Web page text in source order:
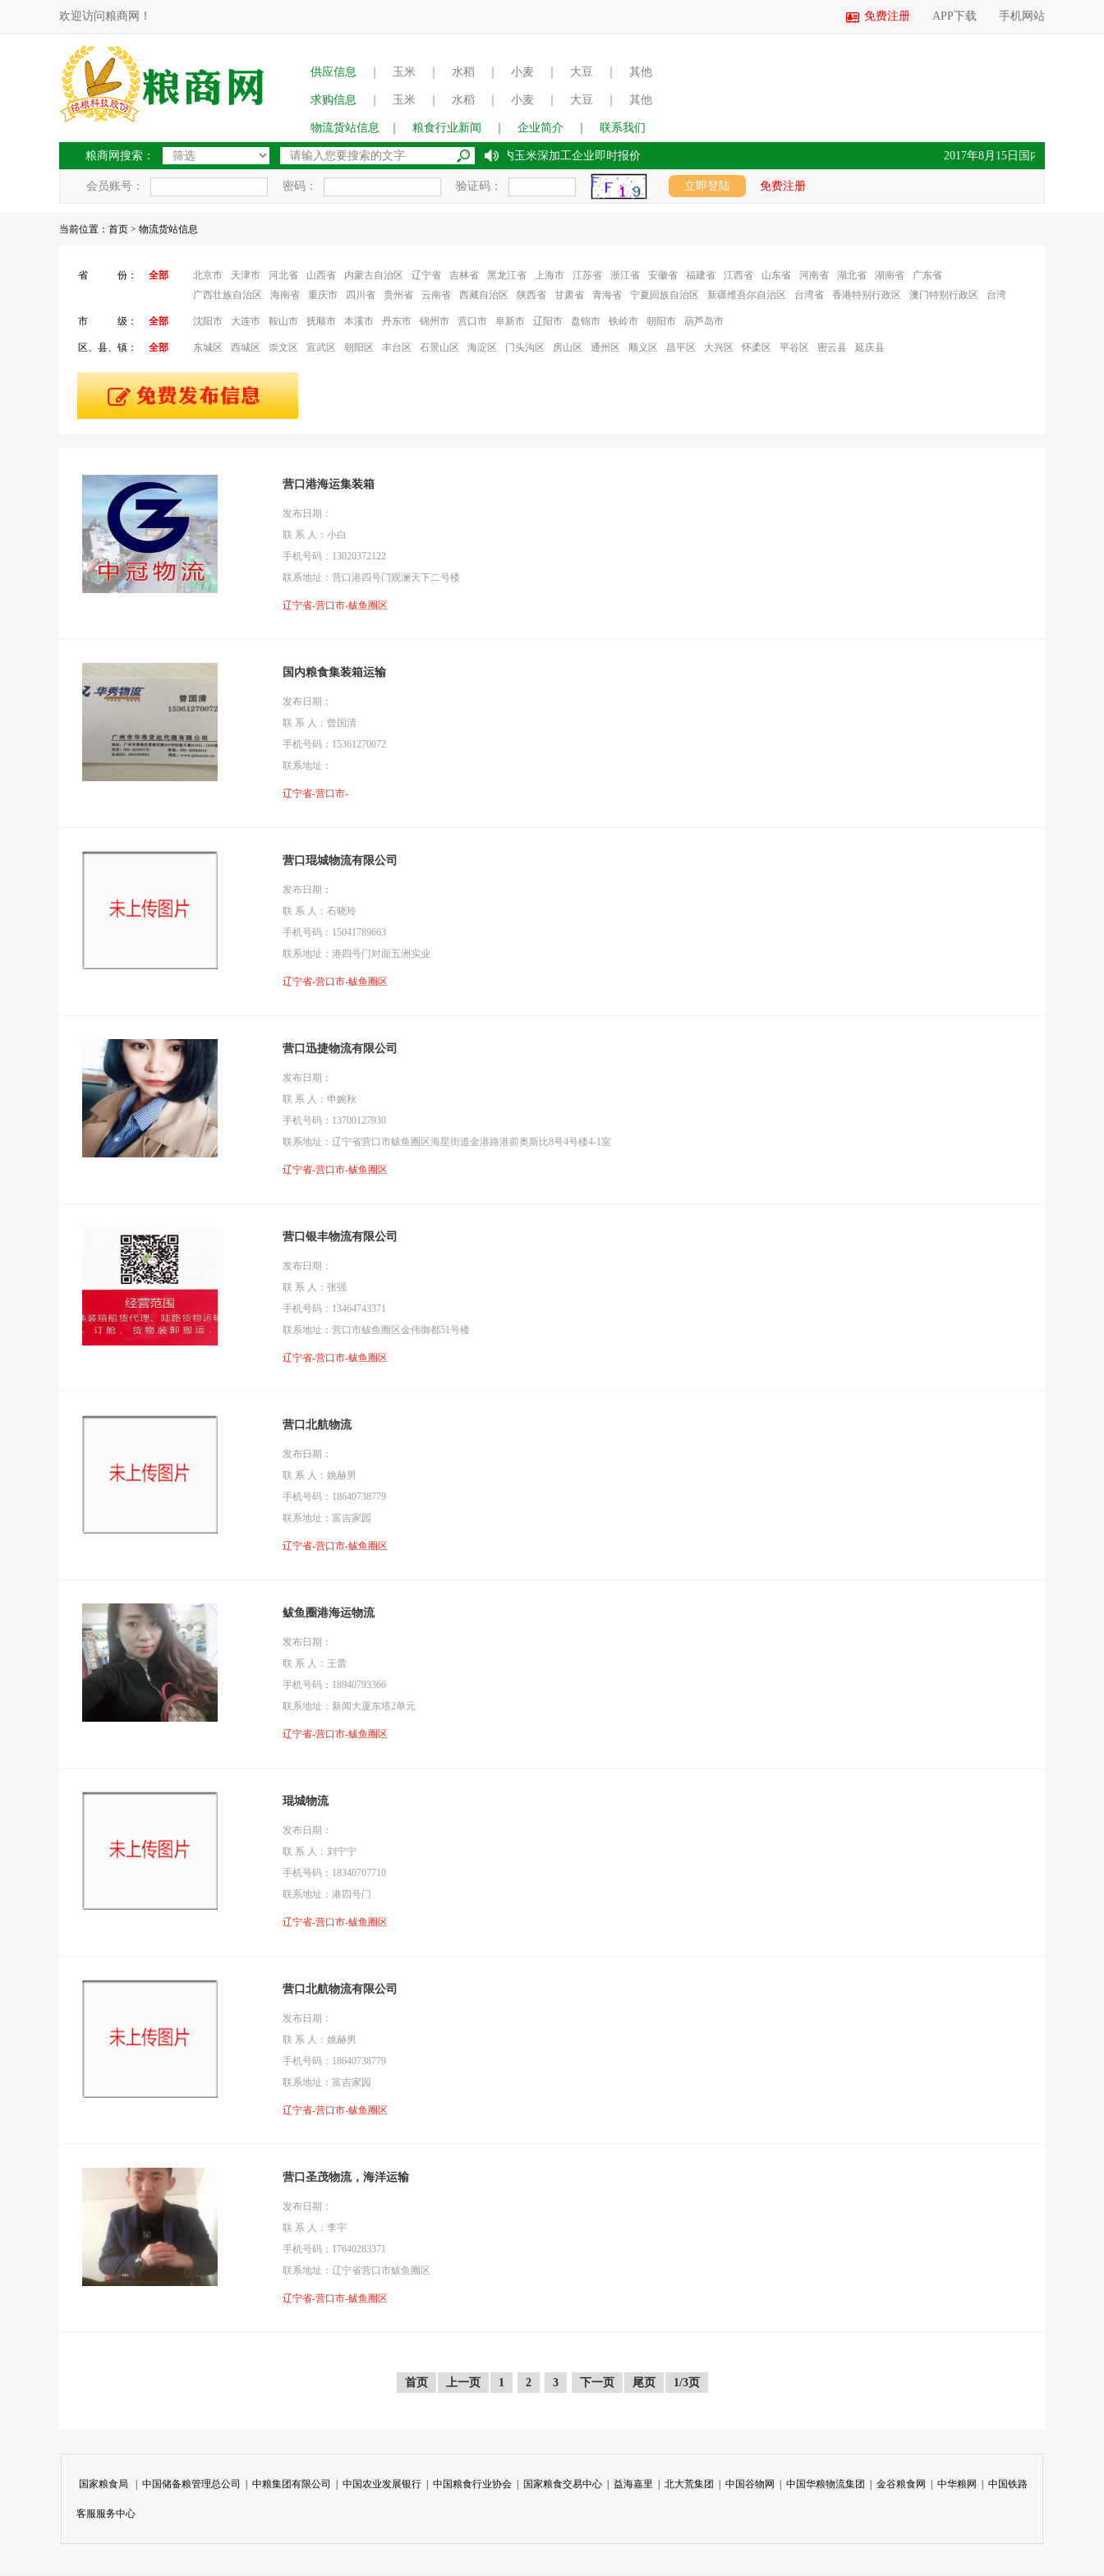
欢迎访问粮商网！ 免费注册 APP下载 手机网站
供应信息 玉米 水稻 小麦 大豆 其他
求购信息 玉米 水稻 小麦 大豆 其他
物流货站信息 粮食行业新闻 企业简介 联系我们
粮商网搜索： 2017年8月15日国内玉米深加工企业即时报价 2017年8月15日国内玉米价格汇总
会员账号： 密码： 验证码： 免费注册
当前位置： 首页 > 物流货站信息
省 份： 全部 北京市 天津市 河北省 山西省 内蒙古自治区 辽宁省 吉林省 黑龙江省 上海市 江苏省 浙江省 安徽省 福建省 江西省 山东省 河南省 湖北省 湖南省
广东省
广西壮族自治区
海南省 重庆市 四川省 贵州省 云南省 西藏自治区 陕西省 甘肃省 青海省 宁夏回族自治区 新疆维吾尔自治区 台湾省 香港特别行政区 澳门特别行政区 台湾
市 级： 全部 沈阳市 大连市 鞍山市 抚顺市 本溪市 丹东市 锦州市 营口市 阜新市 辽阳市 盘锦市 铁岭市 朝阳市 葫芦岛市
区、县、镇： 全部 东城区 西城区 崇文区 宣武区 朝阳区 丰台区 石景山区 海淀区 门头沟区 房山区 通州区 顺义区 昌平区 大兴区 怀柔区 平谷区 密云县 延庆县
营口港海运集装箱
发布日期：
联 系 人：小白
手机号码：13020372122
联系地址：营口港四号门观澜天下二号楼
辽宁省-营口市-鲅鱼圈区
国内粮食集装箱运输
发布日期：
联 系 人：曾国清
手机号码：15361270072
联系地址：
辽宁省-营口市-
营口琨城物流有限公司
发布日期：
联 系 人：石晓玲
手机号码：15041789663
联系地址：港四号门对面五洲实业
辽宁省-营口市-鲅鱼圈区
营口迅捷物流有限公司
发布日期：
联 系 人：申婉秋
手机号码：13700127930
联系地址：辽宁省营口市鲅鱼圈区海星街道金港路港前奥斯比8号4号楼4-1室
辽宁省-营口市-鲅鱼圈区
营口银丰物流有限公司
发布日期：
联 系 人：张强
手机号码：13464743371
联系地址：营口市鲅鱼圈区金伟御都51号楼
辽宁省-营口市-鲅鱼圈区
营口北航物流
发布日期：
联 系 人：姚赫男
手机号码：18640738779
联系地址：富吉家园
辽宁省-营口市-鲅鱼圈区
鲅鱼圈港海运物流
发布日期：
联 系 人：王蕾
手机号码：18940793366
联系地址：新闻大厦东塔2单元
辽宁省-营口市-鲅鱼圈区
琨城物流
发布日期：
联 系 人：刘宁宁
手机号码：18340707710
联系地址：港四号门
辽宁省-营口市-鲅鱼圈区
营口北航物流有限公司
发布日期：
联 系 人：姚赫男
手机号码：18640738779
联系地址：富吉家园
辽宁省-营口市-鲅鱼圈区
营口圣茂物流，海洋运输
发布日期：
联 系 人：李宇
手机号码：17640283371
联系地址：辽宁省营口市鲅鱼圈区
辽宁省-营口市-鲅鱼圈区
首页 上一页 1 2 3 下一页 尾页 1/3页
国家粮食局 中国储备粮管理总公司 中粮集团有限公司 中国农业发展银行 中国粮食行业协会 国家粮食交易中心 益海嘉里 北大荒集团 中国谷物网 中国华粮物流集团 金谷粮食网 中华粮网 中国铁路
客服服务中心